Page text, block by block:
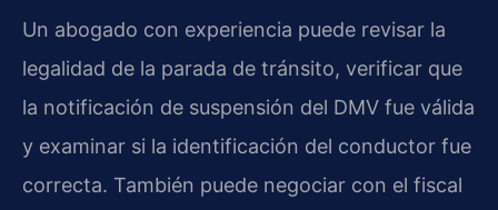
Un abogado con experiencia puede revisar la
legalidad de la parada de tránsito, verificar que
la notificación de suspensión del DMV fue válida
y examinar si la identificación del conductor fue
correcta. También puede negociar con el fiscal